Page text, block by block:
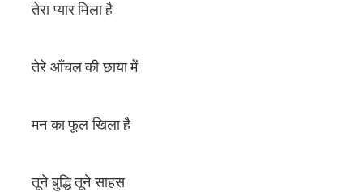
तेरा प्यार मिला है
तेरे आँचल की छाया में
मन का फूल खिला है
तूने बुद्धि तूने साहस